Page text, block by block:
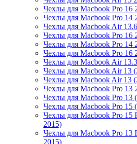
Чехлы для Macbook Pro 16
Чехлы для Macbook Pro 14
Чехлы для Macbook Air
Чехлы для Macbook Pro 16
Чехлы для Macbook Pro 14
Чехлы для Macbook Pro 16
Чехлы для Macbook Air
Чехлы для Macbook Air 13
Чехлы для Macbook Air 13
Чехлы для Macbook Pro 13
Чехлы для Macbook Pro 13
Чехлы для Macbook Pro 15
Чехлы для Macbook Pro 15
2015)
Чехлы для Macbook Pro 13
2015)